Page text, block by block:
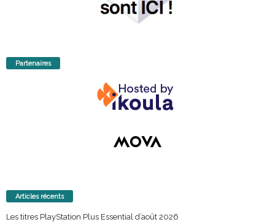
Partenaires
Articles récents
Les titres PlayStation Plus Essential d’août 2026